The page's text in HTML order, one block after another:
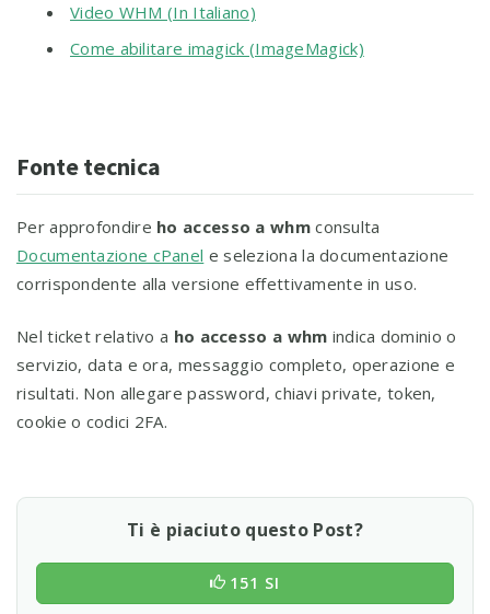
Video WHM (In Italiano)
Come abilitare imagick (ImageMagick)
Fonte tecnica
Per approfondire ho accesso a whmconsulta
Documentazione cPanel e seleziona la documentazione
corrispondente alla versione effettivamente in uso.
Nel ticket relativo a ho accesso a whm indica dominio o
servizio, data e ora, messaggio completo, operazione e
risultati. Non allegare password, chiavi private, token,
cookie o codici 2FA.
Ti è piaciuto questo Post?
151 SI